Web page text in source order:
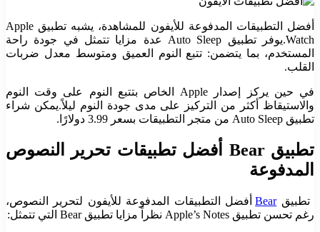
أفضل التطبيقات المدفوعة للأيفون للمشاهدة، يشبه تطبيق Apple
Watch.
يوفر تطبيق Auto Sleep عدة مزايا تتمثل في جودة راحة
المستخدم، بما يتضمن: تتبع النوم العميق ومتوسط ​​معدل ضربات
القلب.
في حين يركز إصدار Apple الخاص بتتبع النوم على وقت النوم
والاستيقاظ أكثر من التركيز على مدى جودة النوم ليلاً.يمكن شراء
تطبيق Auto Sleep من متجر التطبيقات بسعر 3.99 دولارًا.
تطبيق
Bear أفضل تطبيقات تحرير النصوص
المدفوعة
تطبيقBearأفضل التطبيقات المدفوعة للأيفون لتحرير النصوص،
رغم تحسن تطبيق Apple’s Notes نظراً مزايا تطبيق Bear التي تتمثل: